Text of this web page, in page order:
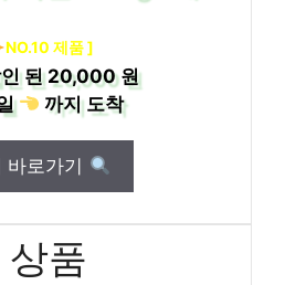
NO.10 제품 ]
된20,000 원
까지도착
바로가기
품